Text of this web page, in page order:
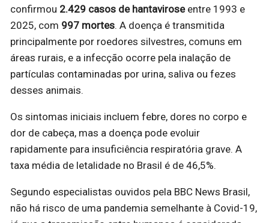
confirmou 2.429 casos de hantaviroseentre 1993 e
2025, com 997 mortes. A doença é transmitida
principalmente por roedores silvestres, comuns em
áreas rurais, e a infecção ocorre pela inalação de
partículas contaminadas por urina, saliva ou fezes
desses animais.
Os sintomas iniciais incluem febre, dores no corpo e
dor de cabeça, mas a doença pode evoluir
rapidamente para insuficiência respiratória grave. A
taxa média de letalidade no Brasil é de 46,5%.
Segundo especialistas ouvidos pela BBC News Brasil,
não há risco de uma pandemia semelhante à Covid-19,